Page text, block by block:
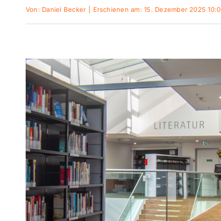
Von: Daniel Becker Erschienen am: 15. Dezember 2025